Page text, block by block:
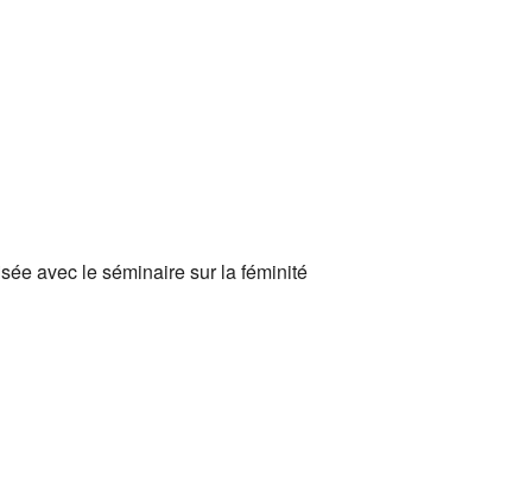
avec le séminaire sur la féminité